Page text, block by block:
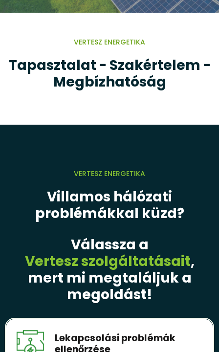
VERTESZ ENERGETIKA
Tapasztalat - Szakértelem -
Megbízhatóság
VERTESZ ENERGETIKA
Villamos hálózati
problémákkal küzd?
Válassza a
Vertesz szolgáltatásait,
mert mi megtaláljuk a
megoldást!
Lekapcsolási problémák
ellenőrzése